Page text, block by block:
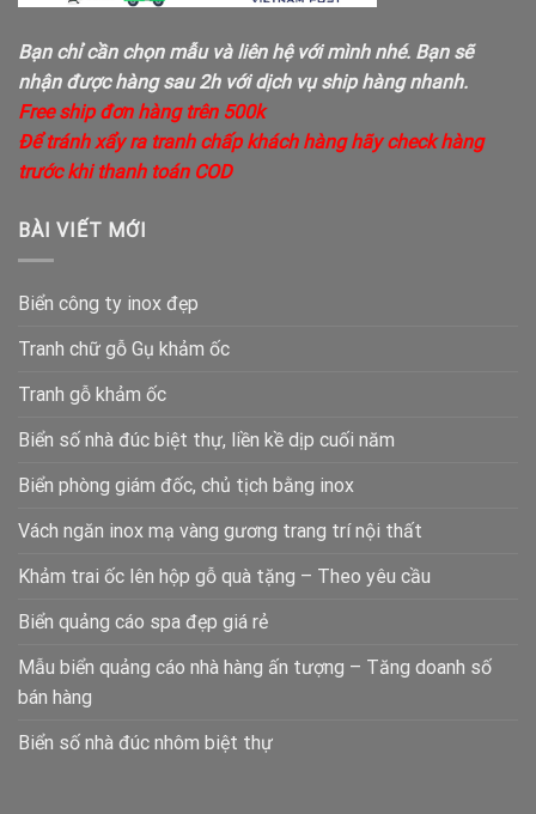
Bạn chỉ cần chọn mẫu và liên hệ với mình nhé. Bạn sẽ
nhận được hàng sau 2h với dịch vụ ship hàng nhanh.
Free ship đơn hàng trên 500k
Để tránh xẩy ra tranh chấp khách hàng hãy check hàng
trước khi thanh toán COD
BÀI VIẾT MỚI
Biển công ty inox đẹp
Tranh chữ gỗ Gụ khảm ốc
Tranh gỗ khảm ốc
Biển số nhà đúc biệt thự, liền kề dịp cuối năm
Biển phòng giám đốc, chủ tịch bằng inox
Vách ngăn inox mạ vàng gương trang trí nội thất
Khảm trai ốc lên hộp gỗ quà tặng – Theo yêu cầu
Biển quảng cáo spa đẹp giá rẻ
Mẫu biển quảng cáo nhà hàng ấn tượng – Tăng doanh số
bán hàng
Biển số nhà đúc nhôm biệt thự